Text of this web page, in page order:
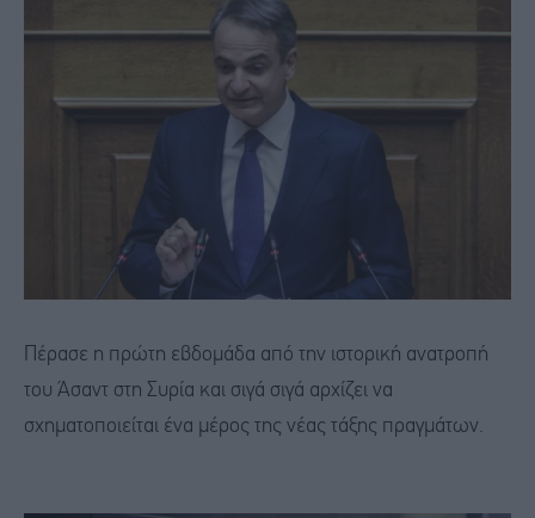
Πέρασε η πρώτη εβδομάδα από την ιστορική ανατροπή
του Άσαντ στη Συρία και σιγά σιγά αρχίζει να
σχηματοποιείται ένα μέρος της νέας τάξης πραγμάτων.